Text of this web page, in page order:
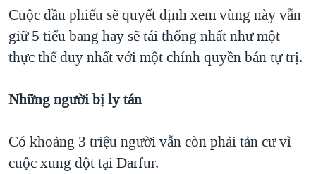
Cuộc đầu phiếu sẽ quyết định xem vùng này vẫn
giữ 5 tiểu bang hay sẽ tái thống nhất như một
thực thể duy nhất với một chính quyền bán tự trị.
Những người bị ly tán
Có khoảng 3 triệu người vẫn còn phải tản cư vì
cuộc xung đột tại Darfur.